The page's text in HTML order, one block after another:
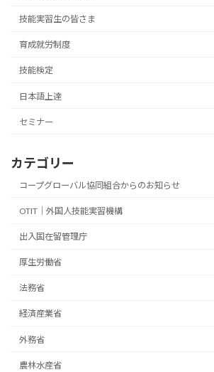
技能実習生の皆さま
育成就労制度
技能検定
日本語上達
セミナー
カテゴリー
コープグローバル協同組合からのお知らせ
OTIT｜外国人技能実習機構
出入国在留管理庁
厚生労働省
法務省
経済産業省
外務省
農林水産省